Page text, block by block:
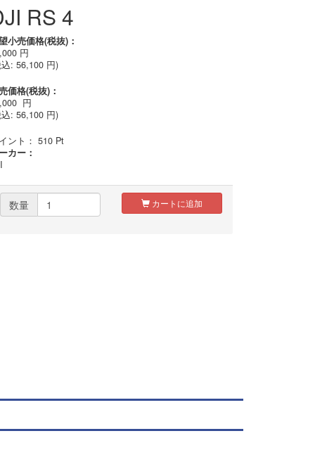
RS 4
小売価格(税抜)：
円
: 56,100円)
価格(税抜)：
円
込: 56,100 円)
ント： 510 Pt
カー：
数量 カートに追加